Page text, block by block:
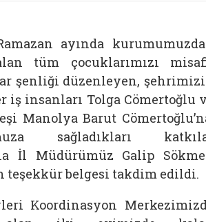
ayında
tüm çocuklarımızı
şenliği düzenleyen,
iş insanları Tolga Cömertoğlu
Manolya Barut
sağladıkları
İl Müdürümüz Galip
teşekkür belgesi takdim edildi.
Koordinasyon